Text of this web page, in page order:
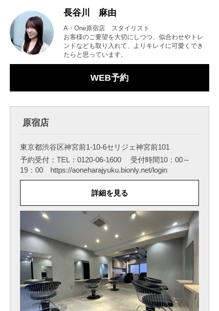
長谷川 麻由
A・One原宿店 スタイリスト
お客様のご要望を大切にしつつ、似合わせやトレ
ンドなども取り入れて、よりキレイに可愛くでき
たらと思っています。
WEB予約
原宿店
東京都渋谷区神宮前1-10-6セリジェ神宮前101
予約受付：TEL：0120-06-1600 受付時間10：00～
19：00 https://aoneharajyuku.bionly.net/login
詳細を見る